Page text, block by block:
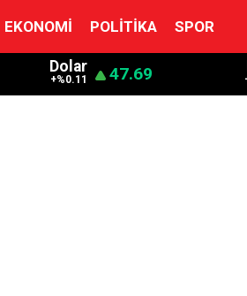
EKONOMI POLITIKA SPOR
Dolar
+%0.11 47.69